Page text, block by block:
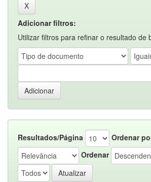
Adicionar filtros:
Utilizar filtros para refinar o resultado de
Resultados/Página
Ordenar
Ordenar